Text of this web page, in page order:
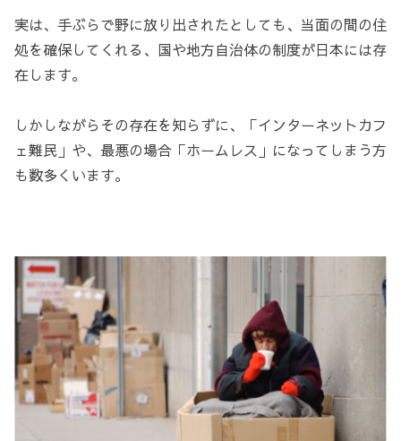
実は、手ぶらで野に放り出されたとしても、当面の間の住
処を確保してくれる、国や地方自治体の制度が日本には存
在します。
しかしながらその存在を知らずに、「インターネットカフ
ェ難民」や、最悪の場合「ホームレス」になってしまう方
も数多くいます。